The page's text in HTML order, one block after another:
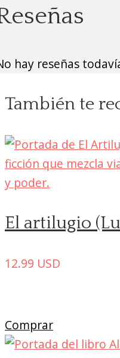
hay reseñas
También te
El artilugio
12.99 USD
Comprar